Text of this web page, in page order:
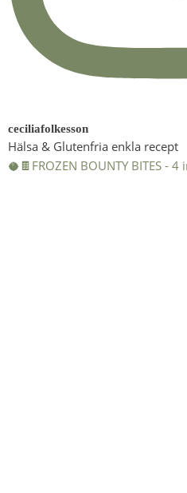
ceciliafolkesson
Hälsa & Glutenfria enkla recept
🥥🍫FROZEN BOUNTY BITES -